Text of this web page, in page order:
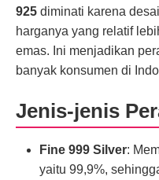
925 diminati karena
harganya yang relatif
emas. Ini menjadikan
banyak konsumen di
Jenis-jenis
Fine 999 Silver:
yaitu 99,9%,